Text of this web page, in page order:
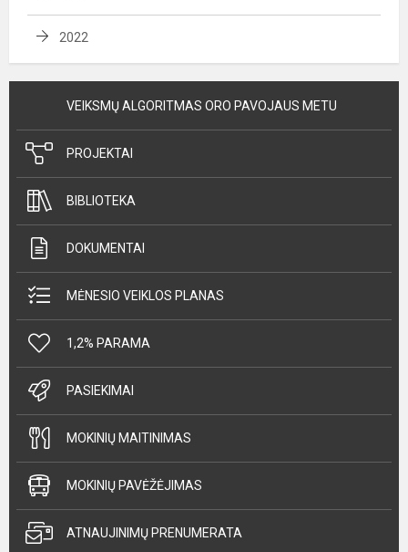
2022
VEIKSMŲ ALGORITMAS ORO PAVOJAUS METU
PROJEKTAI
BIBLIOTEKA
DOKUMENTAI
MĖNESIO VEIKLOS PLANAS
1,2% PARAMA
PASIEKIMAI
MOKINIŲ MAITINIMAS
MOKINIŲ PAVĖŽĖJIMAS
ATNAUJINIMŲ PRENUMERATA